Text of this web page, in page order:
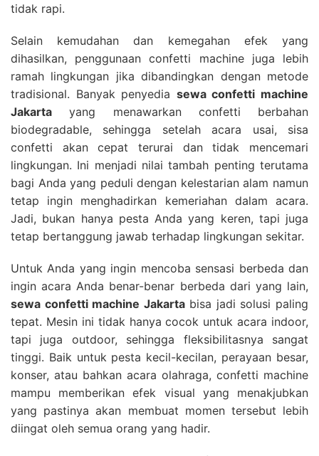
tidak rapi.
Selain kemudahan dan kemegahan efek yang
dihasilkan, penggunaan confetti machine juga lebih
ramah lingkungan jika dibandingkan dengan metode
tradisional. Banyak penyedia sewa confetti machine
Jakarta yang menawarkan confetti berbahan
biodegradable, sehingga setelah acara usai, sisa
confetti akan cepat terurai dan tidak mencemari
lingkungan. Ini menjadi nilai tambah penting terutama
bagi Anda yang peduli dengan kelestarian alam namun
tetap ingin menghadirkan kemeriahan dalam acara.
Jadi, bukan hanya pesta Anda yang keren, tapi juga
tetap bertanggung jawab terhadap lingkungan sekitar.
Untuk Anda yang ingin mencoba sensasi berbeda dan
ingin acara Anda benar-benar berbeda dari yang lain,
sewa confetti machine Jakartabisa jadi solusi paling
tepat. Mesin ini tidak hanya cocok untuk acara indoor,
tapi juga outdoor, sehingga fleksibilitasnya sangat
tinggi. Baik untuk pesta kecil-kecilan, perayaan besar,
konser, atau bahkan acara olahraga, confetti machine
mampu memberikan efek visual yang menakjubkan
yang pastinya akan membuat momen tersebut lebih
diingat oleh semua orang yang hadir.